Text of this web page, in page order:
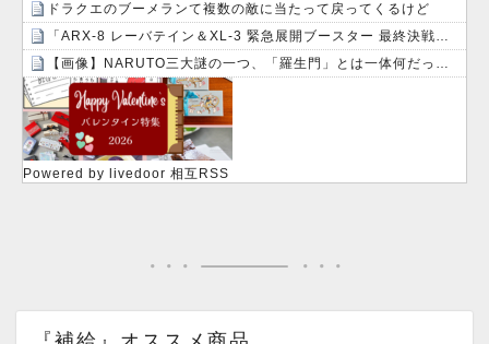
ドラクエのブーメランて複数の敵に当たって戻ってくるけど
「ARX-8 レーバテイン＆XL-3 緊急展開ブースター 最終決戦仕様」アルお前カッコいいな
【画像】NARUTO三大謎の一つ、「羅生門」とは一体何だったのか！？
Powered by livedoor 相互RSS